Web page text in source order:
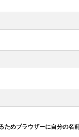
ためブラウザーに自分の名